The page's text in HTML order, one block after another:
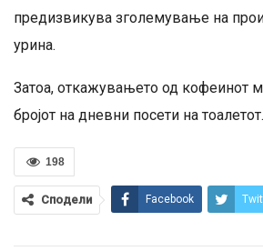
предизвикува зголемување на
урина.
Затоа, откажувањето од кофеинот
бројот на дневни посети на тоалетот.
198
Сподели Facebook